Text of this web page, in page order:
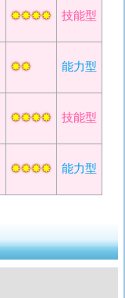
✸✸✸✸ 技能型
✸✸ 能力型
✸✸✸✸ 技能型
✸✸✸✸ 能力型